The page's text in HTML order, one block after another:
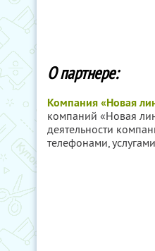
О партнере:
Компания «Новая
компаний «Новая
деятельности
телефонами,